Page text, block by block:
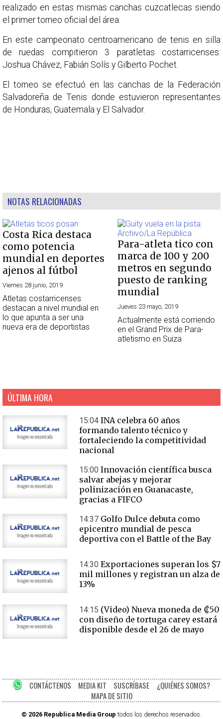
realizado en estas mismas canchas cuzcatlecas siendo
el primer torneo oficial del área.
En este campeonato centroamericano de tenis en silla
de ruedas compitieron 3 paratletas costarricenses:
Joshua Chávez, Fabián Solís y Gilberto Pochet.
El torneo se efectuó en las canchas de la Federación
Salvadoreña de Tenis donde estuvieron representantes
de Honduras, Guatemala y El Salvador.
NOTAS RELACIONADAS
Costa Rica destaca
como potencia
mundial en deportes
ajenos al fútbol
Viernes 28 junio, 2019
Atletas costarricenses
destacan a nivel mundial en
lo que apunta a ser una
nueva era de deportistas
Para-atleta tico con
marca de 100 y 200
metros en segundo
puesto de ranking
mundial
Jueves 23 mayo, 2019
Actualmente está corriendo
en el Grand Prix de Para-
atletismo en Suiza
ÚLTIMA HORA
15:04 INA celebra 60 años
formando talento técnico y
fortaleciendo la competitividad
nacional
15:00 Innovación científica busca
salvar abejas y mejorar
polinización en Guanacaste,
gracias a FIFCO
14:37 Golfo Dulce debuta como
epicentro mundial de pesca
deportiva con el Battle of the Bay
14:30 Exportaciones superan los $7
mil millones y registran un alza de
13%
14:15 (Video) Nueva moneda de ₡50
con diseño de tortuga carey estará
disponible desde el 26 de mayo
CONTÁCTENOS MEDIA KIT SUSCRÍBASE
¿QUIÉNES SOMOS?
MAPA DE SITIO
© 2026 Republica Media Group todos los derechos reservados.